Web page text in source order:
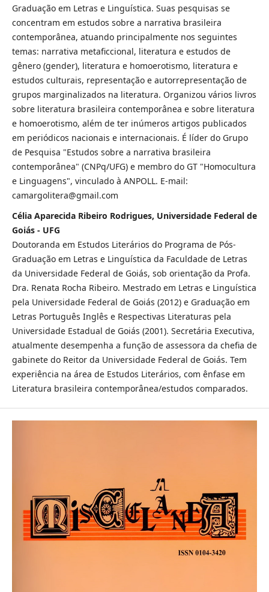
Graduação em Letras e Linguística. Suas pesquisas se
concentram em estudos sobre a narrativa brasileira
contemporânea, atuando principalmente nos seguintes
temas: narrativa metaficcional, literatura e estudos de
gênero (gender), literatura e homoerotismo, literatura e
estudos culturais, representação e autorrepresentação de
grupos marginalizados na literatura. Organizou vários livros
sobre literatura brasileira contemporânea e sobre literatura
e homoerotismo, além de ter inúmeros artigos publicados
em periódicos nacionais e internacionais. É líder do Grupo
de Pesquisa "Estudos sobre a narrativa brasileira
contemporânea" (CNPq/UFG) e membro do GT "Homocultura
e Linguagens", vinculado à ANPOLL. E-mail:
camargolitera@gmail.com
Célia Aparecida Ribeiro Rodrigues, Universidade Federal de
Goiás - UFG
Doutoranda em Estudos Literários do Programa de Pós-
Graduação em Letras e Linguística da Faculdade de Letras
da Universidade Federal de Goiás, sob orientação da Profa.
Dra. Renata Rocha Ribeiro. Mestrado em Letras e Linguística
pela Universidade Federal de Goiás (2012) e Graduação em
Letras Português Inglês e Respectivas Literaturas pela
Universidade Estadual de Goiás (2001). Secretária Executiva,
atualmente desempenha a função de assessora da chefia de
gabinete do Reitor da Universidade Federal de Goiás. Tem
experiência na área de Estudos Literários, com ênfase em
Literatura brasileira contemporânea/estudos comparados.